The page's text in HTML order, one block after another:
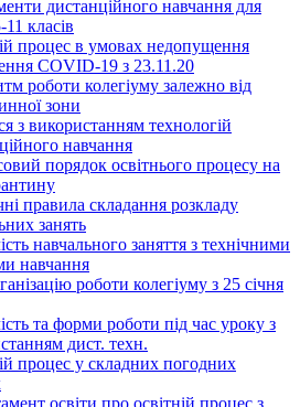
дистанційного навчання для
11 класів
процес в умовах недопущення
COVID-19 з 23.11.20
роботи колегіуму залежно від
зони
з використанням технологій
навчання
порядок освітнього процесу на
правила складання розкладу
занять
навчального заняття з технічними
навчання
роботи колегіуму з 25 січня
та форми роботи під час уроку з
дист. техн.
процес у складних погодних